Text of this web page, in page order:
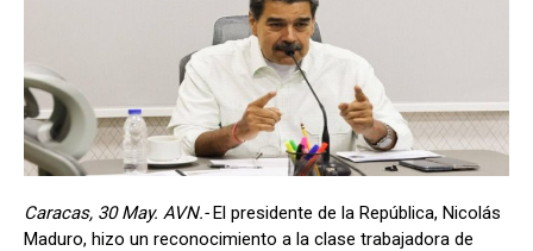
Caracas, 30 May. AVN.-El presidente de la República, Nicolás
Maduro, hizo un reconocimiento a la clase trabajadora de